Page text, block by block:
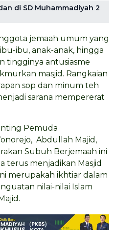
di SD Muhammadiyah 2
jemaah umum yang
ibu, anak-anak, hingga
tingginya antusiasme
masjid. Rangkaian
sop dan minum teh
sarana mempererat
Pemuda
Abdullah Majid,
Subuh Berjemaah ini
terus menjadikan Masjid
merupakah ikhtiar dalam
nilai-nilai Islam